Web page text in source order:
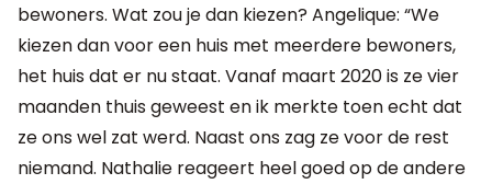
bewoners. Wat zou je dan kiezen? Angelique: “We
kiezen dan voor een huis met meerdere bewoners,
het huis dat er nu staat. Vanaf maart 2020 is ze vier
maanden thuis geweest en ik merkte toen echt dat
ze ons wel zat werd. Naast ons zag ze voor de rest
niemand. Nathalie reageert heel goed op de andere